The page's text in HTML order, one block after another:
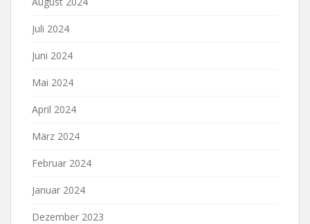
Juli 2024
Juni 2024
Mai 2024
April 2024
März 2024
Februar 2024
Januar 2024
Dezember 2023